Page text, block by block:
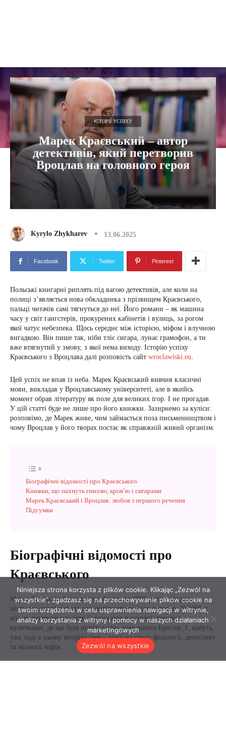
Niniejsza strona korzysta z plików cookie. Klikając „Zezwól na
wszystkie”, zgadzasz się na przechowywanie plików cookie na
swoim urządzeniu w celu usprawnienia nawigacji w witrynie,
analizy korzystania z witryny i pomocy w naszych działaniach
marketingowych
Zezwól na wszystkie